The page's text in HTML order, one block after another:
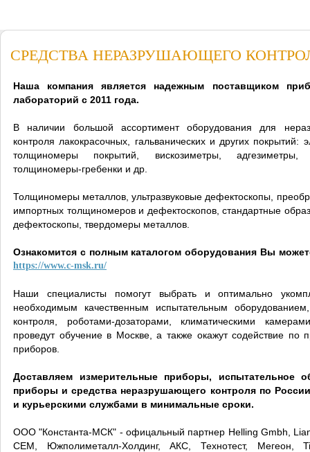
СРЕДСТВА НЕРАЗРУШАЮЩЕГО
Наша компания является надежным поставщиком
лабораторий с 2011 года.
В наличии большой ассортимент оборудования для
контроля лакокрасочных, гальванических и других покрытий:
толщиномеры покрытий, вискозиметры, адгезиметры,
толщиномеры-гребенки и др.
Толщиномеры металлов, ультразвуковые дефектоскопы,
импортных толщиномеров и дефектоскопов, стандартные
дефектоскопы, твердомеры металлов.
Ознакомится с полным каталогом оборудования Вы
https://www.c-msk.ru/
Наши специалисты помогут выбрать и оптимально
необходимым качественным испытательным
контроля, роботами-дозаторами, климатическими
проведут обучение в Москве, а также окажут содействие по
приборов.
Доставляем измерительные приборы, испытательное
приборы и средства неразрушающего контроля по
и курьерскими службами в минимальные сроки.
ООО "Константа-МСК" - офицальный партнер Helling Gmbh,
CEM, Южполиметалл-Холдинг, АКС, Технотест, Мегеон,